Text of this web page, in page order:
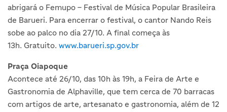
abrigará o Femupo – Festival de Música Popular Brasileira
de Barueri. Para encerrar o festival, o cantor Nando Reis
sobe ao palco no dia 27/10. A final começa às
13h. Gratuito. www.barueri.sp.gov.br
Praça Oiapoque
Acontece até 26/10, das 10h às 19h, a Feira de Arte e
Gastronomia de Alphaville, que tem cerca de 70 barracas
com artigos de arte, artesanato e gastronomia, além de 12